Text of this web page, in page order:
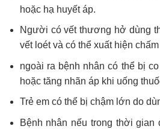
hoặc hạ huyết áp.
Người có vết thương hở dùng
vết loét và có thể xuất hiện
ngoài ra bệnh nhân có thể bị
hoặc tăng nhãn áp khi uống
Trẻ em có thể bị chậm lớn do
Bệnh nhân nếu trong thời gian